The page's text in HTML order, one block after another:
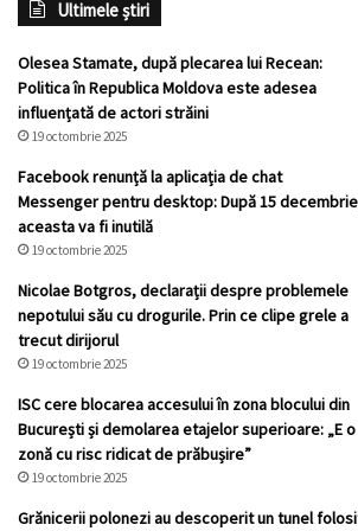
Ultimele știri
Olesea Stamate, după plecarea lui Recean:
Politica în Republica Moldova este adesea
influențată de actori străini
19 octombrie 2025
Facebook renunță la aplicația de chat
Messenger pentru desktop: După 15
aceasta va fi inutilă
19 octombrie 2025
Nicolae Botgros, declarații despre problemele
nepotului său cu drogurile. Prin ce clipe grele a
trecut dirijorul
19 octombrie 2025
ISC cere blocarea accesului în zona blocului din
București și demolarea etajelor superioare: „E o
zonă cu risc ridicat de prăbușire”
19 octombrie 2025
Grănicerii polonezi au descoperit un tunel